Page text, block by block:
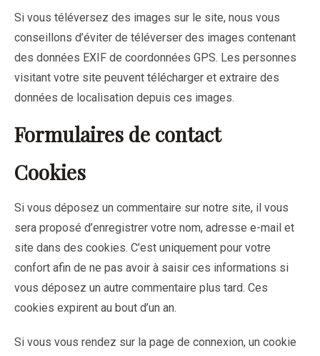
Si vous téléversez des images sur le site, nous vous
conseillons d’éviter de téléverser des images contenant
des données EXIF de coordonnées GPS. Les personnes
visitant votre site peuvent télécharger et extraire des
données de localisation depuis ces images.
Formulaires de contact
Cookies
Si vous déposez un commentaire sur notre site, il vous
sera proposé d’enregistrer votre nom, adresse e-mail et
site dans des cookies. C’est uniquement pour votre
confort afin de ne pas avoir à saisir ces informations si
vous déposez un autre commentaire plus tard. Ces
cookies expirent au bout d’un an.
Si vous vous rendez sur la page de connexion, un cookie